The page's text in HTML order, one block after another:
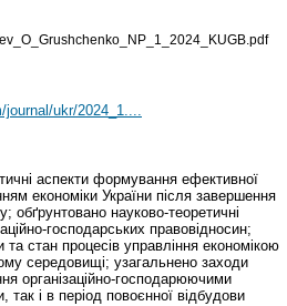
ukr/2024_1....
аспекти формування ефективної
економіки України після завершення
обґрунтовано науково-теоретичні
господарських правовідносин;
стан процесів управління економікою
середовищі; узагальнено заходи
організаційно-господарюючими
і в період повоєнної відбудови